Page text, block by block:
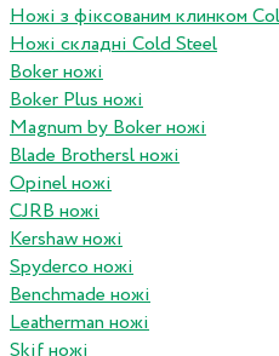
Ножі з фіксованим клинком
Ножі складні Cold Steel
Boker ножі
Boker Plus ножі
Magnum by Boker ножі
Blade Brothersl ножі
Opinel ножі
CJRB ножі
Kershaw ножі
Spyderco ножі
Benchmade ножі
Leatherman ножі